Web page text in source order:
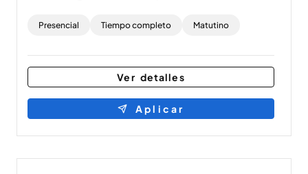
Presencial Tiempo completo Matutino
Ver detalles
Aplicar